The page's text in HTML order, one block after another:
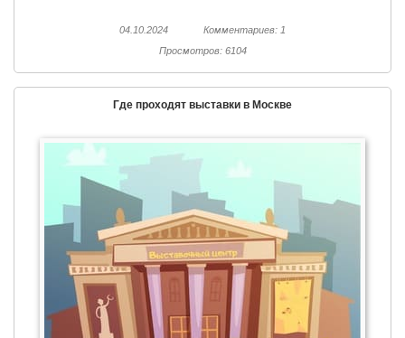
04.10.2024
Комментариев: 1
Просмотров: 6104
Где проходят выставки в Москве